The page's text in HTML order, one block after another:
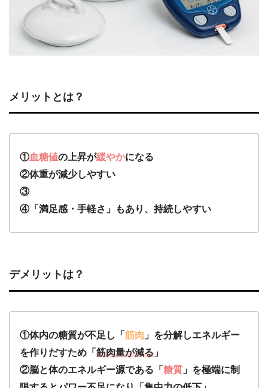
メリットとは？
①血糖値の上昇が緩やかになる
②体重が減少しやすい
③
④「満足感・手軽さ」もあり、持続しやすい
デメリットは？
①体内の糖質が不足し「 筋肉 」を分解しエネルギー
を作りだすため「 筋肉量が減る 」
②脳と体のエネルギー源である「 糖質 」を極端に制